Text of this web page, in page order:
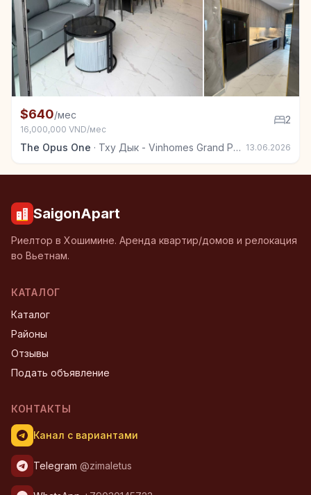
Квартира в аренду в Тху Дык - Vinhomes Grand
$640/мес
16,000,000 VND/мес
2
The Opus One · Тху Дык - Vinhomes Grand Park 13.06.2026
SaigonApart
Риелтор в Хошимине. Аренда квартир/домов и релокация
во Вьетнам.
КАТАЛОГ
Каталог
Районы
Отзывы
Подать объявление
КОНТАКТЫ
Канал с вариантами
Telegram @zimaletus